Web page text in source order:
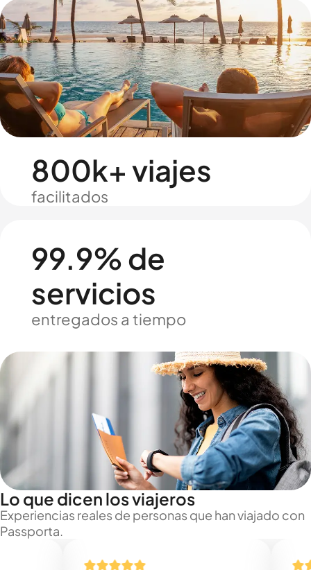
800k+ viajes
facilitados
99.9% de
servicios
entregados a tiempo
Lo que dicen los viajeros
Experiencias reales de personas que han viajado con
Passporta.